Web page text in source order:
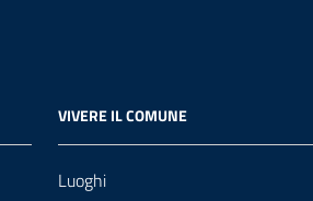
VIVERE IL COMUNE
Luoghi